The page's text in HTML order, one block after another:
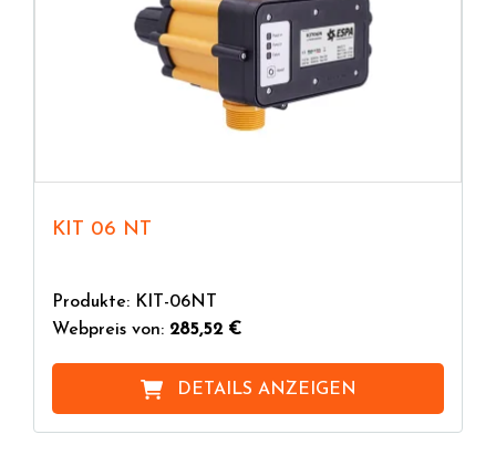
KIT 06 NT
Produkte: KIT-06NT
Webpreis von: 285,52 €
DETAILS ANZEIGEN